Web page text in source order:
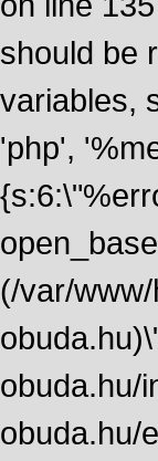
should be
variables,
'php',
(/var/
obuda.hu/
obuda.hu/